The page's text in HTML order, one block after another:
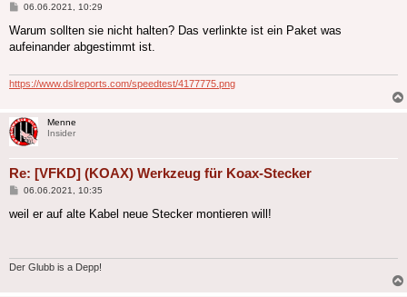
Beitrag
06.06.2021, 10:29
Warum sollten sie nicht halten? Das verlinkte ist ein Paket was
aufeinander abgestimmt ist.
https://www.dslreports.com/speedtest/4177775.png
Menne
Insider
Re: [VFKD] (KOAX) Werkzeug für Koax-Stecker
Beitrag
06.06.2021, 10:35
weil er auf alte Kabel neue Stecker montieren will!
Der Glubb is a Depp!